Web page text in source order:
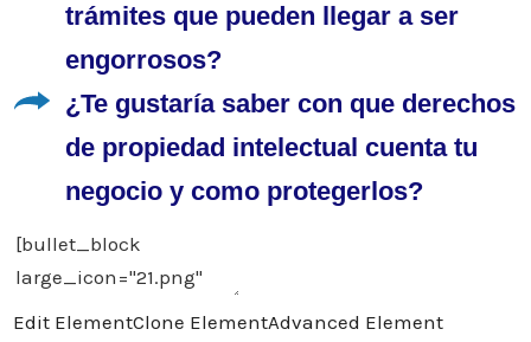
trámites que pueden llegar a ser
engorrosos?
¿Te gustaría saber con que derechos
de propiedad intelectual cuenta tu
negocio y como protegerlos?
Edit ElementClone ElementAdvanced Element